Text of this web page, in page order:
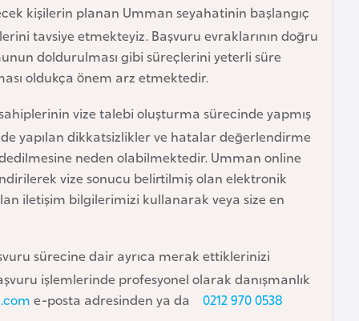
kişilerin planan Umman seyahatinin başlangıç
tavsiye etmekteyiz. Başvuru evraklarının doğru
doldurulması gibi süreçlerini yeterli süre
oldukça önem arz etmektedir.
vize talebi oluşturma sürecinde yapmış
yapılan dikkatsizlikler ve hatalar değerlendirme
neden olabilmektedir. Umman online
vize sonucu belirtilmiş olan elektronik
iletişim bilgilerimizi kullanarak veya size en
sürecine dair ayrıca merak ettiklerinizi
işlemlerinde profesyonel olarak danışmanlık
e-posta adresinden ya da 0212 970 0538